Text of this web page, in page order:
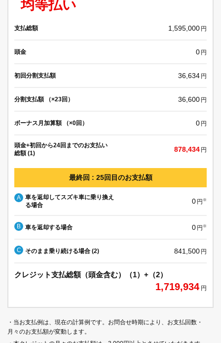
均等払い
支払総額 1,595,000 円
頭金 0 円
初回分割支払額 36,634 円
分割支払額 （×23回） 36,600 円
ボーナス月加算額 （×0回） 0 円
頭金+初回から24回までのお支払い
総額 (1)
878,434 円
最終回 : 25回目のお支払額
A
車を返却してスズキ車に乗り換え
る場合
0 円 ※
B 車を返却する場合 0 円 ※
C そのまま乗り続ける場合 (2) 841,500 円
クレジット支払総額（頭金含む）（1）+（2）
1,719,934 円
・当お支払例は、現在の計算例です。お問合せ時期により、お支払回数・
月々のお支払額が変動します。